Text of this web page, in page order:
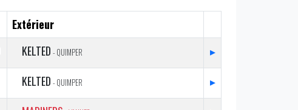
Extérieur
KELTED - QUIMPER
▸
KELTED - QUIMPER
▸